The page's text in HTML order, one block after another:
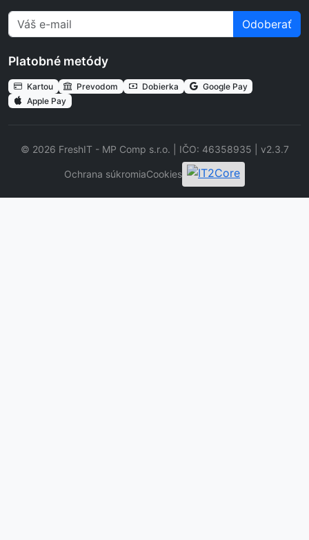
Odoberať
Platobné metódy
Kartou Prevodom Dobierka
Google Pay
Apple Pay
© 2026 FreshIT - MP Comp s.r.o. | IČO: 46358935 | v2.3.7
Ochrana súkromiaCookies